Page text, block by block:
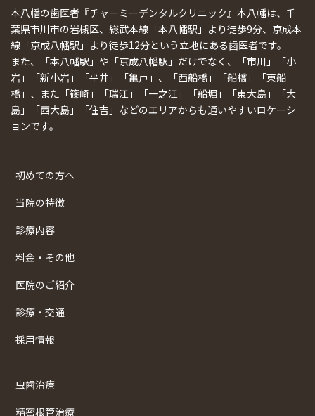
本八幡の歯医者『チャーミーデンタルクリニック』本八幡は、千
葉県市川市の岩槻区、総武本線「本八幡駅」より徒歩9分、京成本
線「京成八幡駅」より徒歩12分という立地にある歯医者です。
また、「本八幡駅」や「京成八幡駅」だけでなく、「市川」「小
岩」「新小岩」「平井」「亀戸」、「西船橋」「船橋」「東船
橋」、また「篠崎」「瑞江」「一之江」「船堀」「東大島」「大
島」「西大島」「住吉」などのエリアからも通いやすいロケーシ
ョンです。
初めての方へ
当院の特徴
診療内容
料金・その他
医院のご紹介
診療・交通
採用情報
虫歯治療
精密根管治療